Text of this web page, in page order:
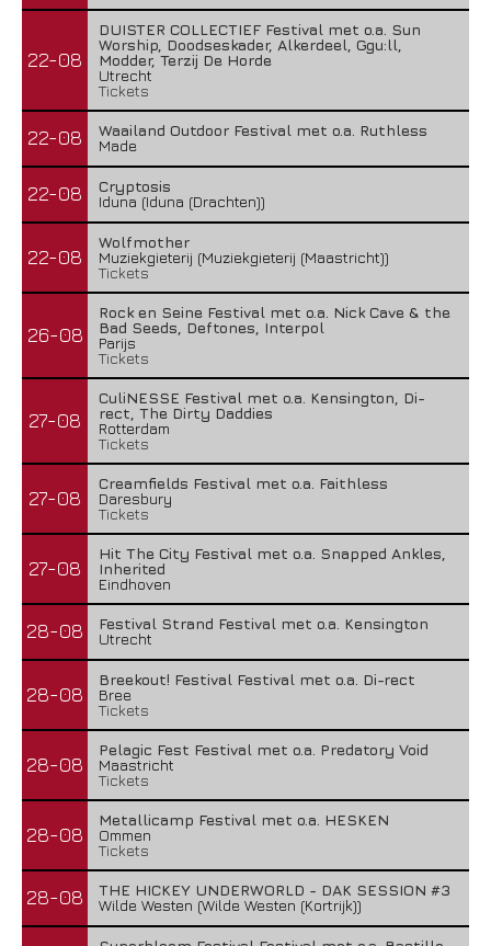
22-08
DUISTER COLLECTIEF Festival met o.a. Sun
Worship, Doodseskader, Alkerdeel, Ggu:ll,
Modder, Terzij De Horde
Utrecht
Tickets
22-08
Waailand Outdoor Festival met o.a. Ruthless
Made
22-08
Cryptosis
Iduna (Iduna (Drachten))
22-08
Wolfmother
Muziekgieterij (Muziekgieterij (Maastricht))
Tickets
26-08
Rock en Seine Festival met o.a. Nick Cave & the
Bad Seeds, Deftones, Interpol
Parijs
Tickets
27-08
CuliNESSE Festival met o.a. Kensington, Di-
rect, The Dirty Daddies
Rotterdam
Tickets
27-08
Creamfields Festival met o.a. Faithless
Daresbury
Tickets
27-08
Hit The City Festival met o.a. Snapped Ankles,
Inherited
Eindhoven
28-08
Festival Strand Festival met o.a. Kensington
Utrecht
28-08
Breekout! Festival Festival met o.a. Di-rect
Bree
Tickets
28-08
Pelagic Fest Festival met o.a. Predatory Void
Maastricht
Tickets
28-08
Metallicamp Festival met o.a. HESKEN
Ommen
Tickets
28-08
THE HICKEY UNDERWORLD - DAK SESSION #3
Wilde Westen (Wilde Westen (Kortrijk))